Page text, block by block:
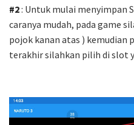
#2: Untuk mulai menyimpan
caranya mudah, pada game
pojok kanan atas ) kemudian
terakhir silahkan pilih di slot